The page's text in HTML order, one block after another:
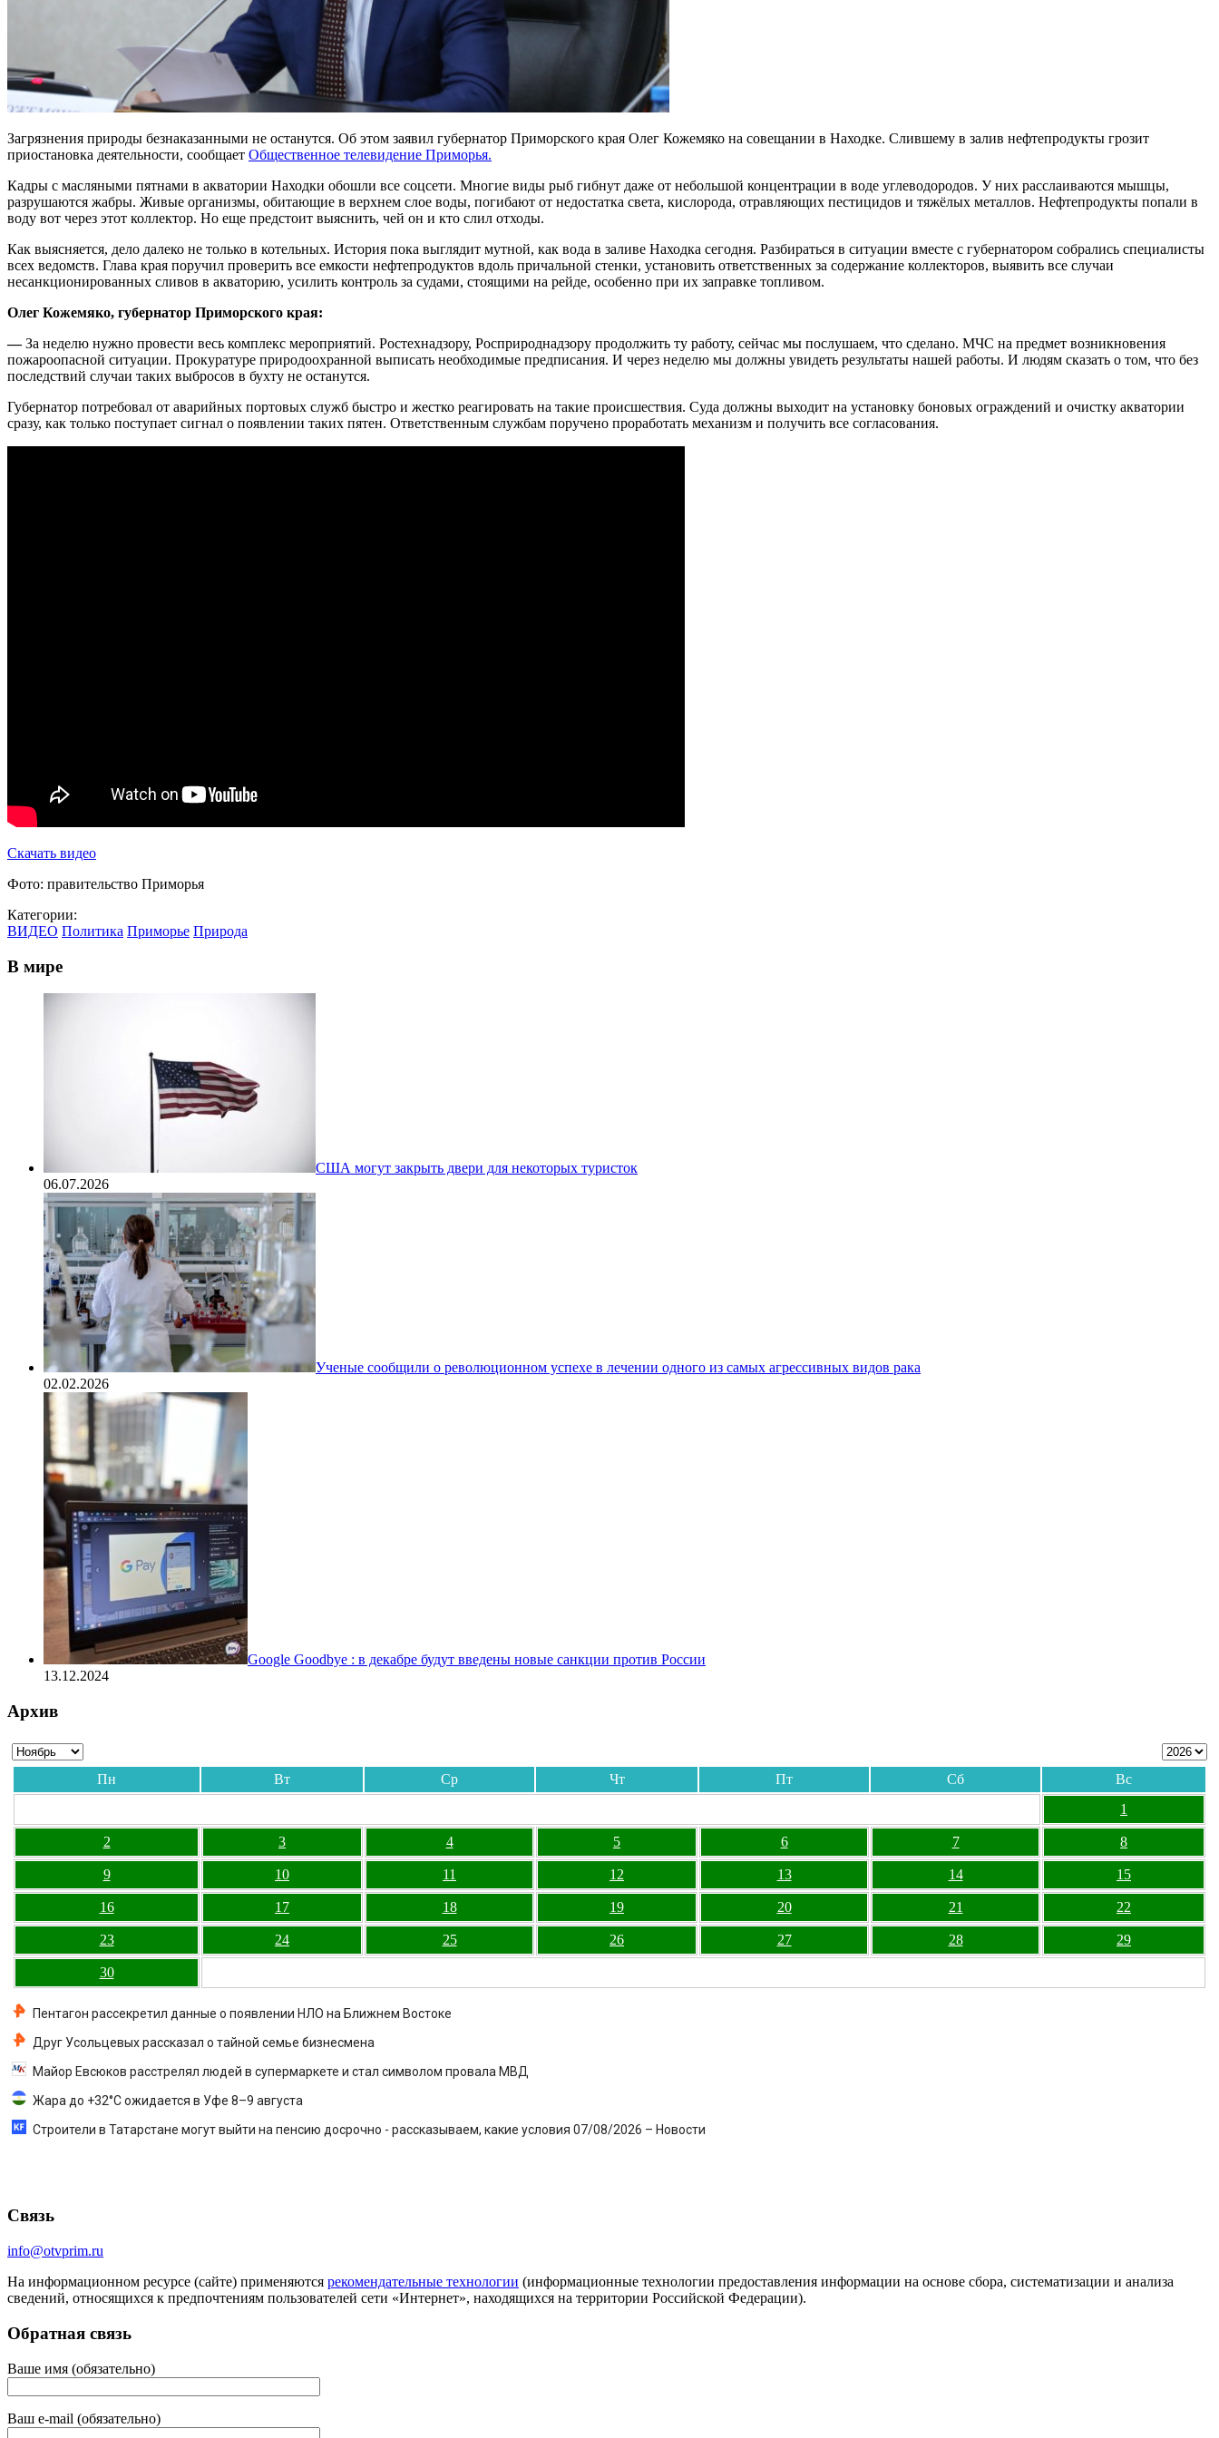
Загрязнения природы безнаказанными не останутся. Об этом заявил губернатор Приморского края Олег Кожемяко на совещании в Находке. Слившему в залив нефтепродукты грозит
приостановка деятельности, сообщает Общественное телевидение Приморья.
Кадры с масляными пятнами в акватории Находки обошли все соцсети. Многие виды рыб гибнут даже от небольшой концентрации в воде углеводородов. У них расслаиваются мышцы,
разрушаются жабры. Живые организмы, обитающие в верхнем слое воды, погибают от недостатка света, кислорода, отравляющих пестицидов и тяжёлых металлов. Нефтепродукты попали в
воду вот через этот коллектор. Но еще предстоит выяснить, чей он и кто слил отходы.
Как выясняется, дело далеко не только в котельных. История пока выглядит мутной, как вода в заливе Находка сегодня. Разбираться в ситуации вместе с губернатором собрались специалисты
всех ведомств. Глава края поручил проверить все емкости нефтепродуктов вдоль причальной стенки, установить ответственных за содержание коллекторов, выявить все случаи
несанкционированных сливов в акваторию, усилить контроль за судами, стоящими на рейде, особенно при их заправке топливом.
Олег Кожемяко, губернатор Приморского края:
—За неделю нужно провести весь комплекс мероприятий. Ростехнадзору, Росприроднадзору продолжить ту работу, сейчас мы послушаем, что сделано. МЧС на предмет возникновения
пожароопасной ситуации. Прокуратуре природоохранной выписать необходимые предписания. И через неделю мы должны увидеть результаты нашей работы. И людям сказать о том, что без
последствий случаи таких выбросов в бухту не останутся.
Губернатор потребовал от аварийных портовых служб быстро и жестко реагировать на такие происшествия. Суда должны выходит на установку боновых ограждений и очистку акватории
сразу, как только поступает сигнал о появлении таких пятен. Ответственным службам поручено проработать механизм и получить все согласования.
Скачать видео
Фото: правительство Приморья
Категории:
ВИДЕО Политика Приморье Природа
В мире
США могут закрыть двери для некоторых туристок
06.07.2026
Ученые сообщили о революционном успехе в лечении одного из самых агрессивных видов рака
02.02.2026
Google Goodbye : в декабре будут введены новые санкции против России
13.12.2024
Архив
Пн Вт Ср Чт Пт Сб
Вс
1
2 3 4 5 6 7 8
9 10 11 12 13 14 15
16 17 18 19 20 21 22
23 24 25 26 27 28 29
30
Пентагон рассекретил данные о появлении НЛО на Ближнем Востоке
Друг Усольцевых рассказал о тайной семье бизнесмена
Майор Евсюков расстрелял людей в супермаркете и стал символом провала МВД
Жара до +32°C ожидается в Уфе 8–9 августа
Строители в Татарстане могут выйти на пенсию досрочно - рассказываем, какие условия 07/08/2026 – Новости
Связь
info@otvprim.ru
На информационном ресурсе (сайте) применяются рекомендательные технологии (информационные технологии предоставления информации на основе сбора, систематизации и анализа
сведений, относящихся к предпочтениям пользователей сети «Интернет», находящихся на территории Российской Федерации).
Обратная связь
Ваше имя (обязательно)
Ваш e-mail (обязательно)